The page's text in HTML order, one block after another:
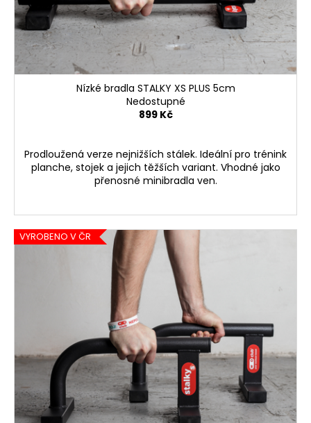
Nízké bradla STALKY XS PLUS 5cm
Nedostupné
899 Kč
Prodloužená verze nejnižších stálek. Ideální pro trénink
planche, stojek a jejich těžších variant. Vhodné jako
přenosné minibradla ven.
VYROBENO V ČR